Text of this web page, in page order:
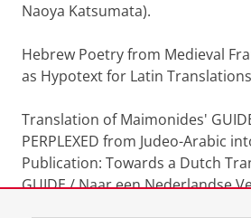
Naoya Katsumata).
Hebrew Poetry from Medieval
as Hypotext for Latin
Translation of Maimonides'
PERPLEXED from Judeo-Arabic
Publication: Towards a Dutch
GUIDE / Naar een Nederlandse